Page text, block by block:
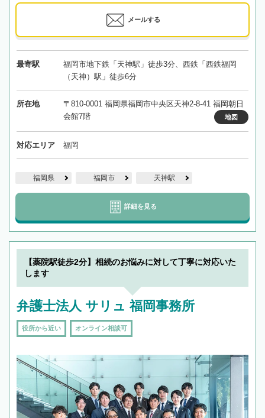
メールする
最寄駅
福岡市地下鉄「天神駅」徒歩3分、西鉄「西鉄福岡
（天神）駅」徒歩6分
所在地
〒810-0001 福岡県福岡市中央区天神2-8-41 福岡朝日
会館7階
地図
対応エリア 福岡
福岡県 福岡市 天神駅
詳細を見る
【薬院駅徒歩2分】相続のお悩みに対して丁寧に対応いた
します
弁護士法人 サリュ 福岡事務所
役所から近い オンライン相談可